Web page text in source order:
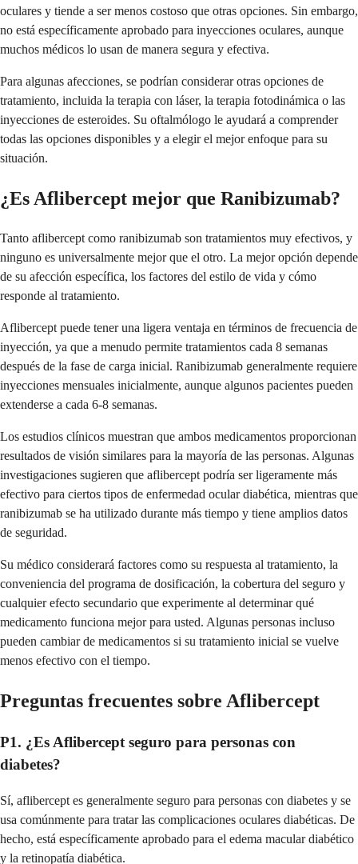
oculares y tiende a ser menos costoso que otras opciones. Sin embargo,
no está específicamente aprobado para inyecciones oculares, aunque
muchos médicos lo usan de manera segura y efectiva.
Para algunas afecciones, se podrían considerar otras opciones de
tratamiento, incluida la terapia con láser, la terapia fotodinámica o las
inyecciones de esteroides. Su oftalmólogo le ayudará a comprender
todas las opciones disponibles y a elegir el mejor enfoque para su
situación.
¿Es Aflibercept mejor que Ranibizumab?
Tanto aflibercept como ranibizumab son tratamientos muy efectivos, y
ninguno es universalmente mejor que el otro. La mejor opción depende
de su afección específica, los factores del estilo de vida y cómo
responde al tratamiento.
Aflibercept puede tener una ligera ventaja en términos de frecuencia de
inyección, ya que a menudo permite tratamientos cada 8 semanas
después de la fase de carga inicial. Ranibizumab generalmente requiere
inyecciones mensuales inicialmente, aunque algunos pacientes pueden
extenderse a cada 6-8 semanas.
Los estudios clínicos muestran que ambos medicamentos proporcionan
resultados de visión similares para la mayoría de las personas. Algunas
investigaciones sugieren que aflibercept podría ser ligeramente más
efectivo para ciertos tipos de enfermedad ocular diabética, mientras que
ranibizumab se ha utilizado durante más tiempo y tiene amplios datos
de seguridad.
Su médico considerará factores como su respuesta al tratamiento, la
conveniencia del programa de dosificación, la cobertura del seguro y
cualquier efecto secundario que experimente al determinar qué
medicamento funciona mejor para usted. Algunas personas incluso
pueden cambiar de medicamentos si su tratamiento inicial se vuelve
menos efectivo con el tiempo.
Preguntas frecuentes sobre Aflibercept
P1. ¿Es Aflibercept seguro para personas con
diabetes?
Sí, aflibercept es generalmente seguro para personas con diabetes y se
usa comúnmente para tratar las complicaciones oculares diabéticas. De
hecho, está específicamente aprobado para el edema macular diabético
y la retinopatía diabética.